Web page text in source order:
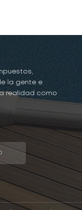
la gente e
realidad como